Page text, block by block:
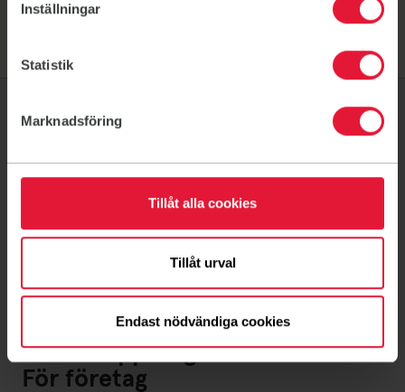
Inställningar
Statistik
Marknadsföring
Tillåt alla cookies
Tillåt urval
Endast nödvändiga cookies
Om oss
Föreningsliv
Ditt medlemskap
Ny på Friskis
Kontakt
Lediga jobb
Ideella uppdrag
För företag